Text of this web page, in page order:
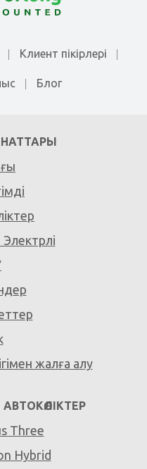
Клиент пікірлері
Блог
жалға алу
Three
Hybrid